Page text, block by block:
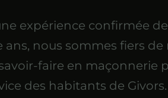
expérience confirmée
ans, nous sommes fiers
faire en maçonnerie
des habitants de